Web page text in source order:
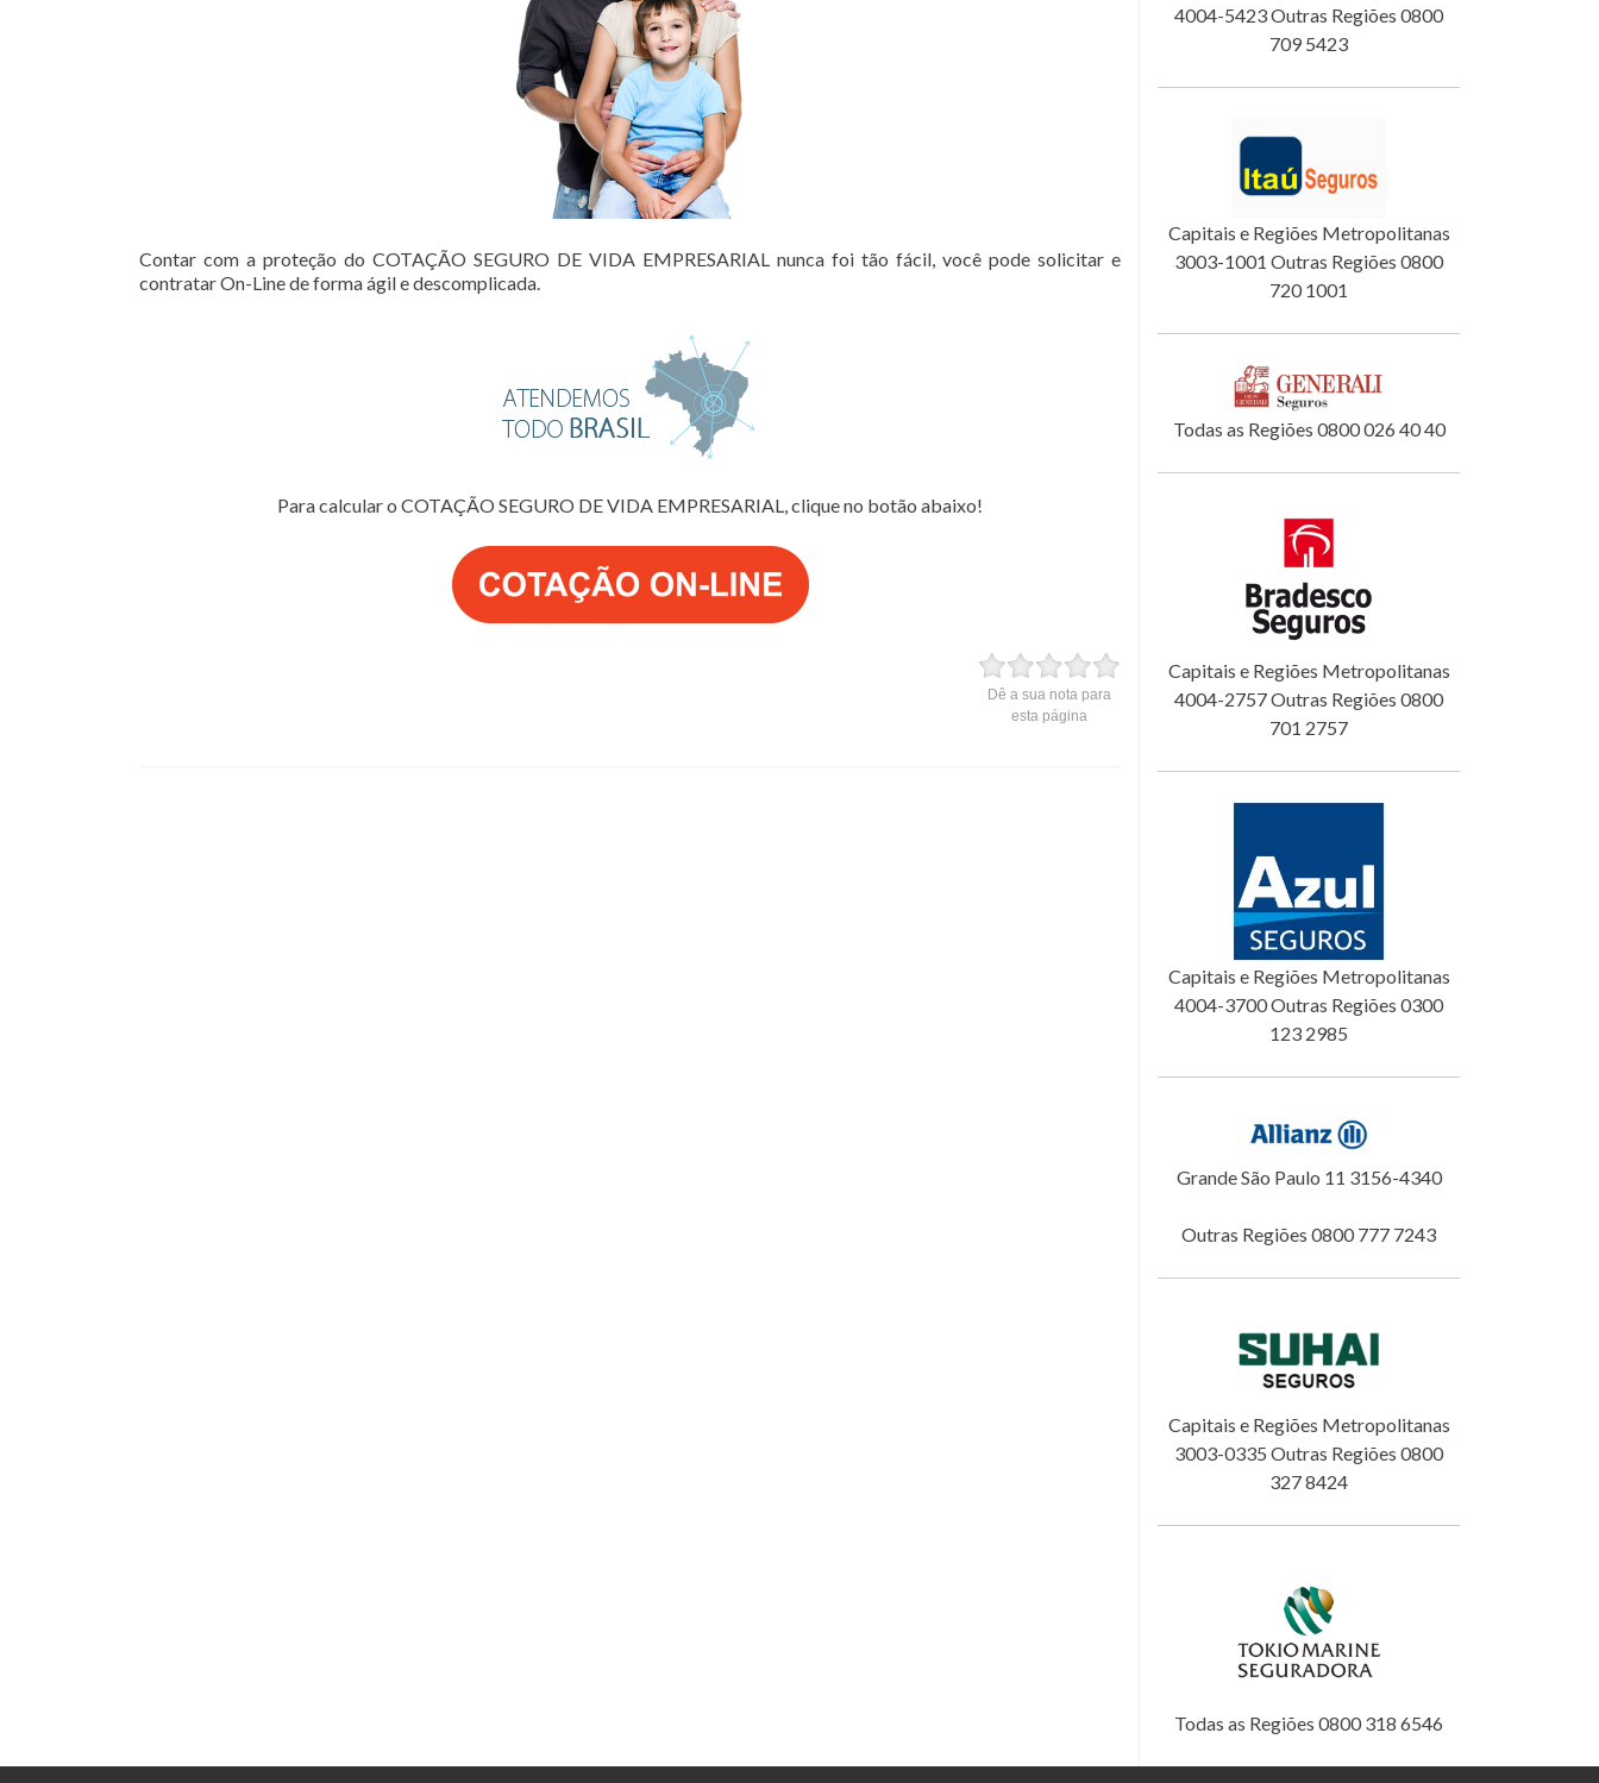
Contar com a proteção do COTAÇÃO SEGURO DE VIDA EMPRESARIAL nunca foi tão fácil, você pode solicitar e
contratar On-Line de forma ágil e descomplicada.
Para calcular o COTAÇÃO SEGURO DE VIDA EMPRESARIAL, clique no botão abaixo!
Dê a sua nota para
esta página
4004-5423 Outras Regiões 0800
709 5423
Capitais e Regiões Metropolitanas
3003-1001 Outras Regiões 0800
720 1001
Todas as Regiões 0800 026 40 40
Capitais e Regiões Metropolitanas
4004-2757 Outras Regiões 0800
701 2757
Capitais e Regiões Metropolitanas
4004-3700 Outras Regiões 0300
123 2985
Grande São Paulo 11 3156-4340
Outras Regiões 0800 777 7243
Capitais e Regiões Metropolitanas
3003-0335 Outras Regiões 0800
327 8424
Todas as Regiões 0800 318 6546